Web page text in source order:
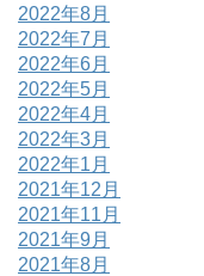
2022年8月
2022年7月
2022年6月
2022年5月
2022年4月
2022年3月
2022年1月
2021年12月
2021年11月
2021年9月
2021年8月